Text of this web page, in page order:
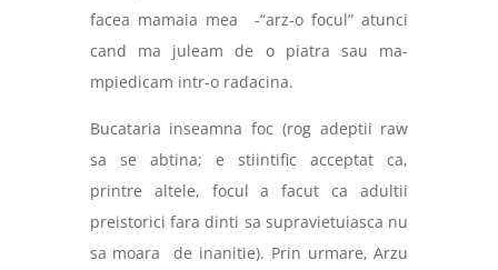
facea mamaia mea
-“arz-o focul” atunci
cand ma juleam de o piatra sau ma-
mpiedicam intr-o radacina.
Bucataria inseamna foc (rog adeptii raw
sa se abtina; e stiintific acceptat ca,
printre altele, focul a facut ca adultii
preistorici fara dinti sa supravietuiasca nu
sa moara de inanitie). Prin urmare, Arzu